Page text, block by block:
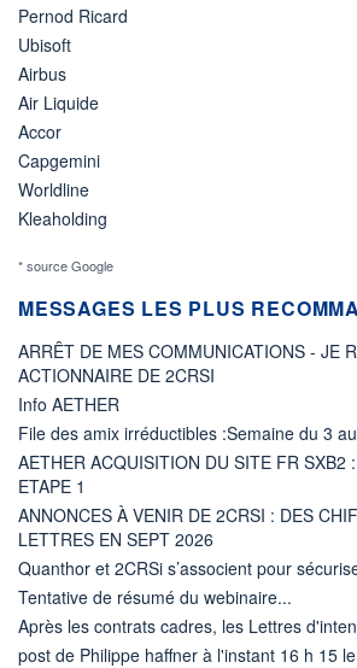
Pernod Ricard
Ubisoft
Airbus
Air Liquide
Accor
Capgemini
Worldline
Kleaholding
* source Google
MESSAGES LES PLUS
ARRÊT DE MES COMMUNICATIONS - JE
ACTIONNAIRE DE 2CRSI
Info AETHER
File des amix irréductibles :Semaine du 3
AETHER ACQUISITION DU SITE FR SXB2
ETAPE 1
ANNONCES À VENIR DE 2CRSI : DES
LETTRES EN SEPT 2026
Quanthor et 2CRSi s’associent pour
Tentative de résumé du webinaire...
Après les contrats cadres, les Lettres
post de Philippe haffner à l'instant 16 h 15